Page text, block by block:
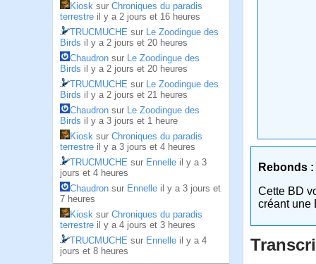
Kiosk sur Chroniques du paradis
terrestre il y a 2 jours et 16 heures
TRUCMUCHE sur Le Zoodingue des
Birds il y a 2 jours et 20 heures
Chaudron sur Le Zoodingue des
Birds il y a 2 jours et 20 heures
TRUCMUCHE sur Le Zoodingue des
Birds il y a 2 jours et 21 heures
Chaudron sur Le Zoodingue des
Birds il y a 3 jours et 1 heure
Kiosk sur Chroniques du paradis
terrestre il y a 3 jours et 4 heures
TRUCMUCHE sur Ennelle il y a 3
jours et 4 heures
Chaudron sur Ennelle il y a 3 jours et
7 heures
Kiosk sur Chroniques du paradis
terrestre il y a 4 jours et 3 heures
TRUCMUCHE sur Ennelle il y a 4
jours et 8 heures
Rebonds :
Cette BD
créant une